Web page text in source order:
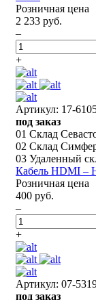
Розничная цена
2 233 руб.
–
+
Артикул: 17-
под заказ
01 Склад
02 Склад
03 Удаленный
Кабель HDMI –
Розничная цена
400 руб.
–
+
Артикул: 07-
под заказ